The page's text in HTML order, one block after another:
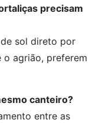
precisam
sol direto por
o agrião, preferem
canteiro?
entre as